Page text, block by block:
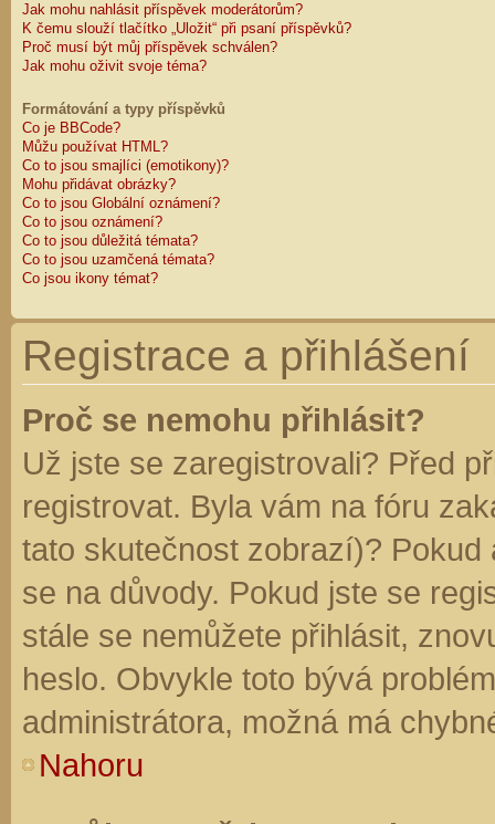
Jak mohu nahlásit příspěvek moderátorům?
K čemu slouží tlačítko „Uložit“ při psaní příspěvků?
Proč musí být můj příspěvek schválen?
Jak mohu oživit svoje téma?
Formátování a typy příspěvků
Co je BBCode?
Můžu používat HTML?
Co to jsou smajlíci (emotikony)?
Mohu přidávat obrázky?
Co to jsou Globální oznámení?
Co to jsou oznámení?
Co to jsou důležitá témata?
Co to jsou uzamčená témata?
Co jsou ikony témat?
Registrace a přihlášení
Proč se nemohu přihlásit?
Už jste se zaregistrovali? Před
registrovat. Byla vám na fóru
tato skutečnost zobrazí)?
se na důvody. Pokud jste se
stále se nemůžete přihlásit,
heslo. Obvykle toto bývá
administrátora, možná má
Nahoru